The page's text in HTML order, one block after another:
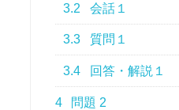
3.2 会話１
3.3 質問１
3.4 回答・解説１
4 問題 2